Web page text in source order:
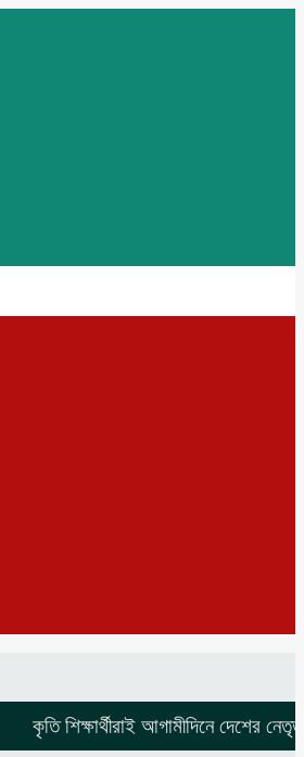
কৃতি শিক্ষার্থীরাই আগামীদিনে দেশের নেতৃত্ব